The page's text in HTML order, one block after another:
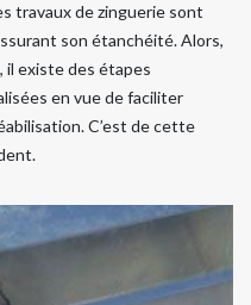
travaux de zinguerie sont
son étanchéité. Alors,
il existe des étapes
en vue de faciliter
C’est de cette